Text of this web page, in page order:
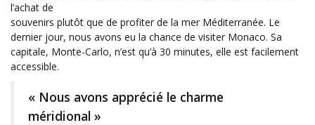
l’achat de
souvenirs plutôt que de profiter de la mer Méditerranée. Le
dernier jour, nous avons eu la chance de visiter Monaco. Sa
capitale, Monte-Carlo, n’est qu’à 30 minutes, elle est facilement
accessible.
« Nous avons apprécié le charme
méridional »